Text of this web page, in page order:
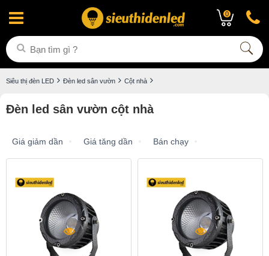
0
Siêu thị đèn LED Đèn led sân vườn Cột nhà
Đèn led sân vườn cột nhà
Giá giảm dần Giá tăng dần Bán chạy